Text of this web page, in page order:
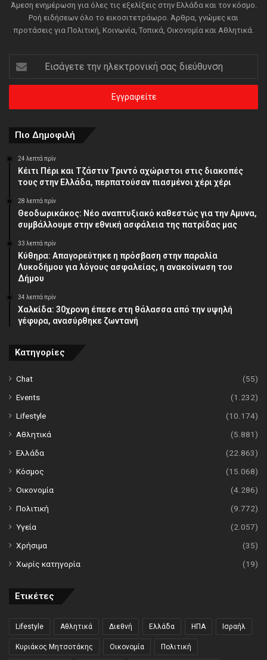
Άμεση ενημέρωση για όλες τις εξελίξεις στην Ελλάδα και τον κόσμο.
Ροή ειδήσεων όλο το εικοσιτετράωρο. Άρθρα, γνώμες και
προτάσεις για Πολιτική, Κοινωνία, Τοπικά, Οικονομία και Αθλητικά.
την
ηλεκτρονική
διεύθυνση
Πιο Δημοφιλή
24 λεπτά πρίν
Κέιτι Πέρι και Τζάστιν Τριντό αχώριστοι στις διακοπές
τους στην Ελλάδα, περπατούσαν πιασμένοι χέρι χέρι
28 λεπτά πρίν
Θεοδωρικάκος: Νέο αναπτυξιακό καθεστώς για την Αμυνα,
συμβάλλουμε στην εθνική ασφάλεια της πατρίδας μας
33 λεπτά πρίν
Κύθηρα: Απαγορεύτηκε η πρόσβαση στην παραλία
Λυκοδήμου για λόγους ασφαλείας, η ανακοίνωση του
Δήμου
34 λεπτά πρίν
Χαλκίδα: 30χρονη έπεσε στη θάλασσα από την υψηλή
γέφυρα, ανασύρθηκε ζωντανή
Κατηγορίες
Chat
(55)
Events
(1.232)
Lifestyle
(10.174)
Αθλητικά
(5.881)
Ελλάδα
(22.863)
Κόσμος
(15.068)
Οικονομία
(4.286)
Πολιτική
(9.772)
Υγεία
(2.057)
Χρήσιμα
(35)
Χωρίς κατηγορία
(19)
Ετικέτες
Lifestyle Αθλητικά Διεθνή Ελλάδα ΗΠΑ Ισραήλ
Κυριάκος Μητσοτάκης Οικονομία Πολιτική